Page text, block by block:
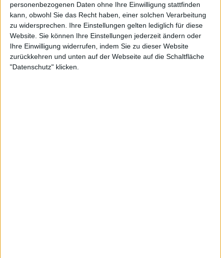
personenbezogenen Daten ohne Ihre Einwilligung stattfinden
kann, obwohl Sie das Recht haben, einer solchen Verarbeitung
zu widersprechen. Ihre Einstellungen gelten lediglich für diese
Website. Sie können Ihre Einstellungen jederzeit ändern oder
Ihre Einwilligung widerrufen, indem Sie zu dieser Website
zurückkehren und unten auf der Webseite auf die Schaltfläche
"Datenschutz" klicken.
WERTUNG 8/10
USER-WERTUNG
10
STILE
ANZAHL SONGS
13
SPIELDAUER